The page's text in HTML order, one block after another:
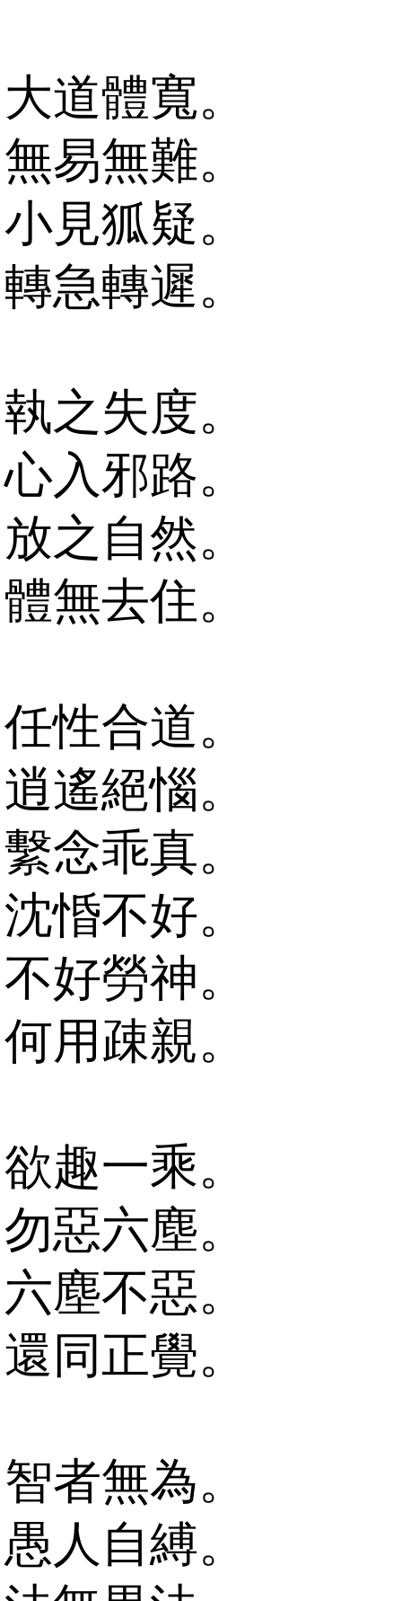
大道體寬。
無易無難。
小見狐疑。
轉急轉遲。
執之失度。
心入邪路。
放之自然。
體無去住。
任性合道。
逍遙絕惱。
繫念乖真。
沈惛不好。
不好勞神。
何用疎親。
欲趣一乘。
勿惡六塵。
六塵不惡。
還同正覺。
智者無為。
愚人自縛。